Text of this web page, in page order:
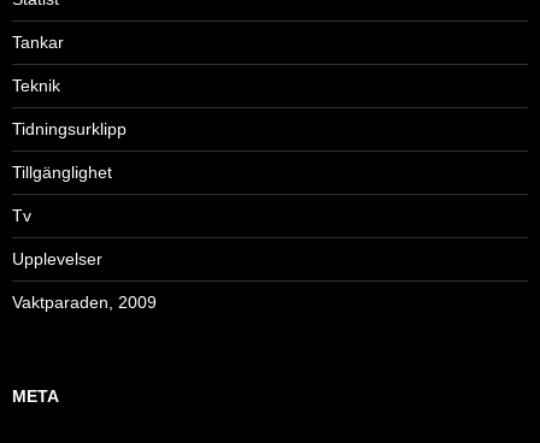
Tankar
Teknik
Tidningsurklipp
Tillgänglighet
Tv
Upplevelser
Vaktparaden, 2009
META